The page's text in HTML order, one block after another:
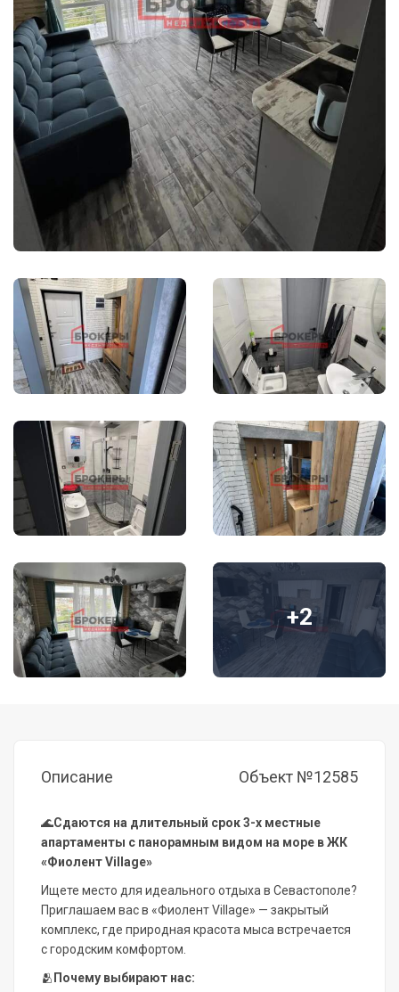
+2
Описание Объект №12585
🌊Сдаются на длительный срок 3-х местные
апартаменты с панорамным видом на море в ЖК
«Фиолент Village»
Ищете место для идеального отдыха в Севастополе?
Приглашаем вас в «Фиолент Village» — закрытый
комплекс, где природная красота мыса встречается
с городским комфортом.
🫂 Почему выбирают нас: